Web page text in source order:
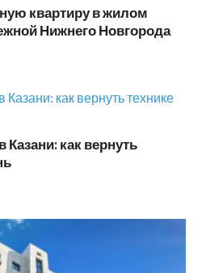
квартиру в жилом
Нижнего Новгорода
как вернуть